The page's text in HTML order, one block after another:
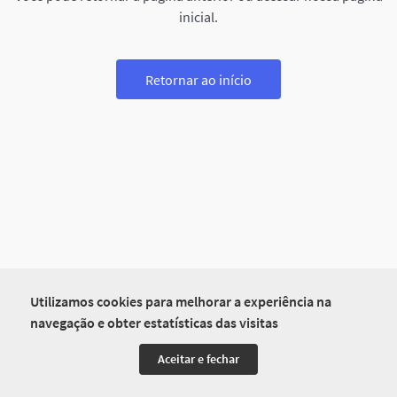
Utilizamos cookies para melhorar a experiência na
navegação e obter estatísticas das visitas
Aceitar e fechar
inicial.
Retornar ao início